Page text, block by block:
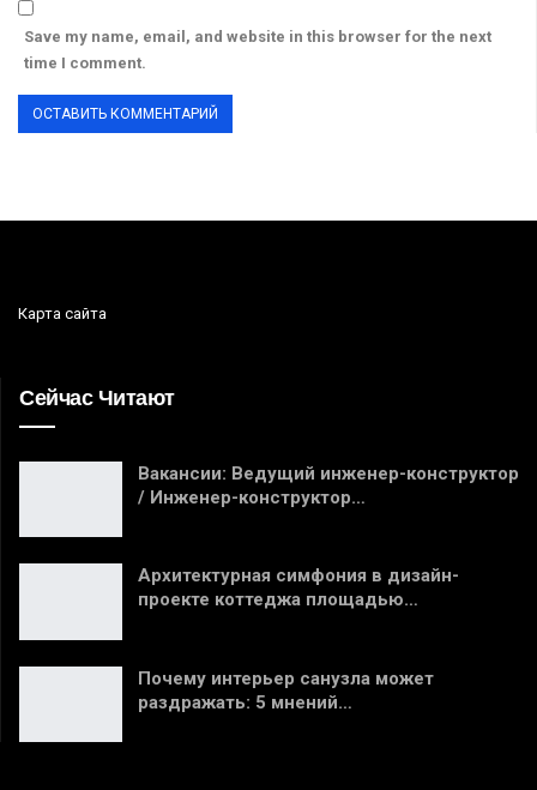
Save my name, email, and website in this browser for the next
time I comment.
Карта сайта
Сейчас Читают
Вакансии: Ведущий инженер-конструктор
/ Инженер-конструктор…
Архитектурная симфония в дизайн-
проекте коттеджа площадью…
Почему интерьер санузла может
раздражать: 5 мнений…